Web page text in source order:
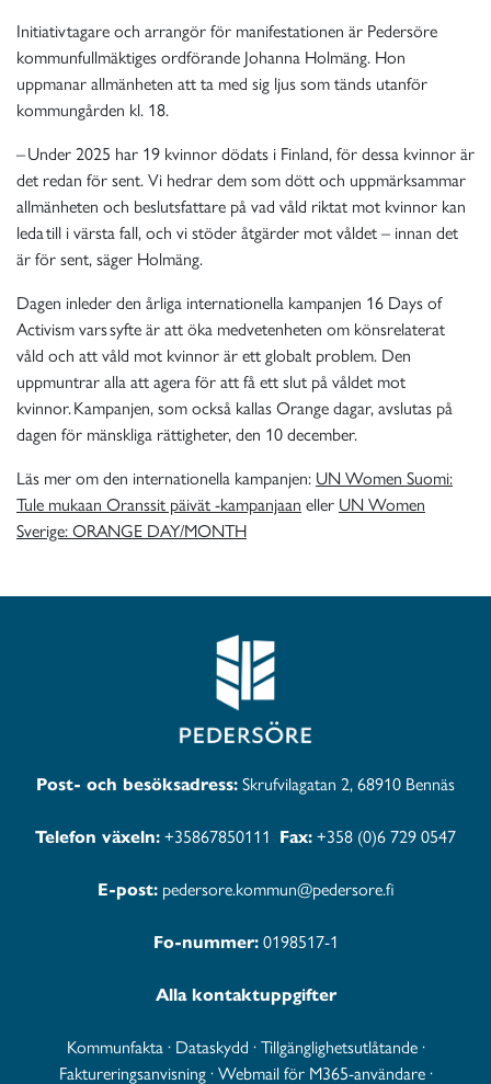
Initiativtagare och arrangör för manifestationen är Pedersöre
kommunfullmäktiges ordförande Johanna Holmäng. Hon
uppmanar allmänheten att ta med sig ljus som tänds utanför
kommungården kl. 18.
–Under 2025 har 19 kvinnor dödats i Finland, för dessa kvinnor är
det redan för sent. Vi hedrar dem som dött och uppmärksammar
allmänheten och beslutsfattare på vad våld riktat mot kvinnor kan
leda till i värsta fall, och vi stöder åtgärder mot våldet – innan det
är för sent, säger Holmäng.
Dagen inleder den årliga internationella kampanjen 16 Days of
Activism varssyfte är att öka medvetenheten om könsrelaterat
våld och att våld mot kvinnor är ett globalt problem. Den
uppmuntrar alla att agera för att få ett slut på våldet mot
kvinnor.Kampanjen, som också kallas Orange dagar, avslutas på
dagen för mänskliga rättigheter, den 10 december.
Läs mer om den internationella kampanjen: UN Women Suomi:
Tule mukaan Oranssit päivät -kampanjaan eller UN Women
Sverige:ORANGE DAY/MONTH
Post- och besöksadress:Skrufvilagatan 2, 68910 Bennäs
Telefon växeln:+35867850111 Fax:+358 (0)6 729 0547
E-post:pedersore.kommun@pedersore.fi
Fo-nummer:0198517-1
Alla kontaktuppgifter
Kommunfakta· Dataskydd ·Tillgänglighetsutlåtande·
Faktureringsanvisning·Webmail för M365-användare·